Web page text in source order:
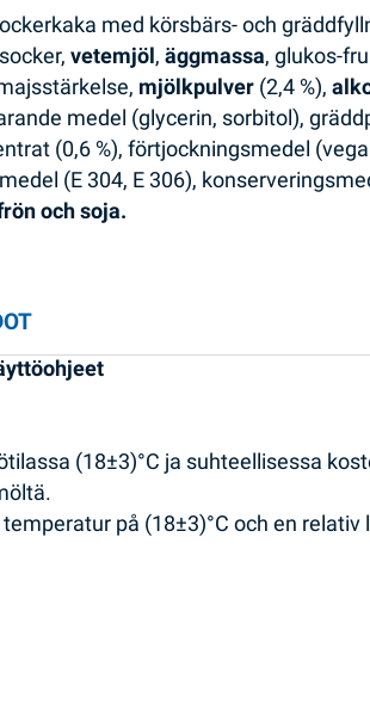
med körsbärs- och
socker,vetemjöl ,äggmassa, glukos-
mjölkpulver (2,4 %),
medel (glycerin, sorbitol),
(0,6 %), förtjockningsmedel
(E 304, E 306),
och soja.
(18±3)°C ja suhteellisessa
på (18±3)°C och en